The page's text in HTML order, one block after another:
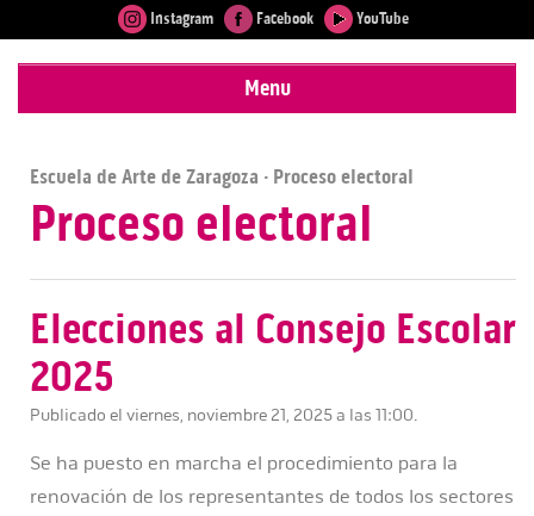
Instagram Facebook YouTube
Menu
Escuela de Arte de Zaragoza · Proceso electoral
Proceso electoral
Elecciones al Consejo Escolar
2025
Publicado el viernes, noviembre 21, 2025 a las 11:00.
Se ha puesto en marcha el procedimiento para la
renovación de los representantes de todos los sectores